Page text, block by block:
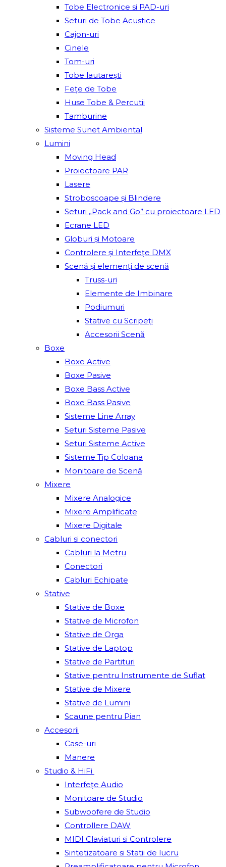
Tobe Electronice si PAD-uri
Seturi de Tobe Acustice
Cajon-uri
Cinele
Tom-uri
Tobe lautareşti
Fețe de Tobe
Huse Tobe & Percutii
Tamburine
Sisteme Sunet Ambiental
Lumini
Moving Head
Proiectoare PAR
Lasere
Stroboscoape și Blindere
Seturi „Pack and Go” cu proiectoare LED
Ecrane LED
Globuri și Motoare
Controlere și Interfețe DMX
Scenă și elemenți de scenă
Truss-uri
Elemente de Imbinare
Podiumuri
Stative cu Scripeți
Accesorii Scenă
Boxe
Boxe Active
Boxe Pasive
Boxe Bass Active
Boxe Bass Pasive
Sisteme Line Array
Seturi Sisteme Pasive
Seturi Sisteme Active
Sisteme Tip Coloana
Monitoare de Scenă
Mixere
Mixere Analogice
Mixere Amplificate
Mixere Digitale
Cabluri si conectori
Cabluri la Metru
Conectori
Cabluri Echipate
Stative
Stative de Boxe
Stative de Microfon
Stative de Orga
Stative de Laptop
Stative de Partituri
Stative pentru Instrumente de Suflat
Stative de Mixere
Stative de Lumini
Scaune pentru Pian
Accesorii
Case-uri
Manere
Studio & HiFi
Interfețe Audio
Monitoare de Studio
Subwoofere de Studio
Controllere DAW
MIDI Claviaturi si Controlere
Sintetizatoare si Statii de lucru